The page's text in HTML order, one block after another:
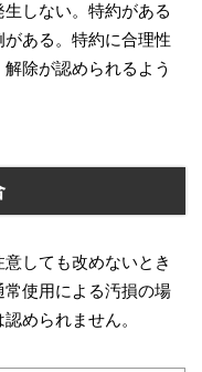
しない。特約がある
ある。特約に合理性
除が認められるよう
しても改めないとき
使用による汚損の場
められません。